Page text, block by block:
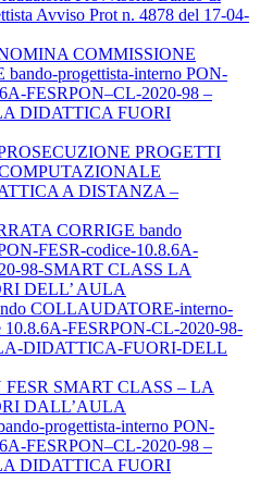
Avviso Prot n. 4878 del 17-04-
COMMISSIONE
progettista-interno PON-
FESRPON–CL-2020-98 –
DIDATTICA FUORI
PROGETTI
A DISTANZA –
CORRIGE bando
FESR-codice-10.8.6A-
98-SMART CLASS LA
DELL’ AULA
COLLAUDATORE-interno-
10.8.6A-FESRPON-CL-2020-98-
DIDATTICA-FUORI-DELL
FESR SMART CLASS – LA
DALL’AULA
progettista-interno PON-
FESRPON–CL-2020-98 –
DIDATTICA FUORI